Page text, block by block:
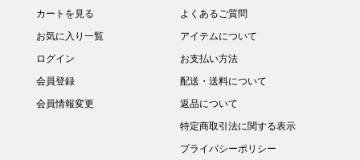
カートを見る
お気に入り一覧
ログイン
会員登録
会員情報変更
よくあるご質問
アイテムについて
お支払い方法
配送・送料について
返品について
特定商取引法に関する表示
プライバシーポリシー